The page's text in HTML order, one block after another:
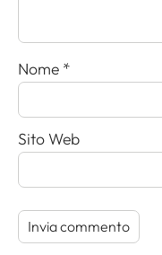
Nome *
Sito Web